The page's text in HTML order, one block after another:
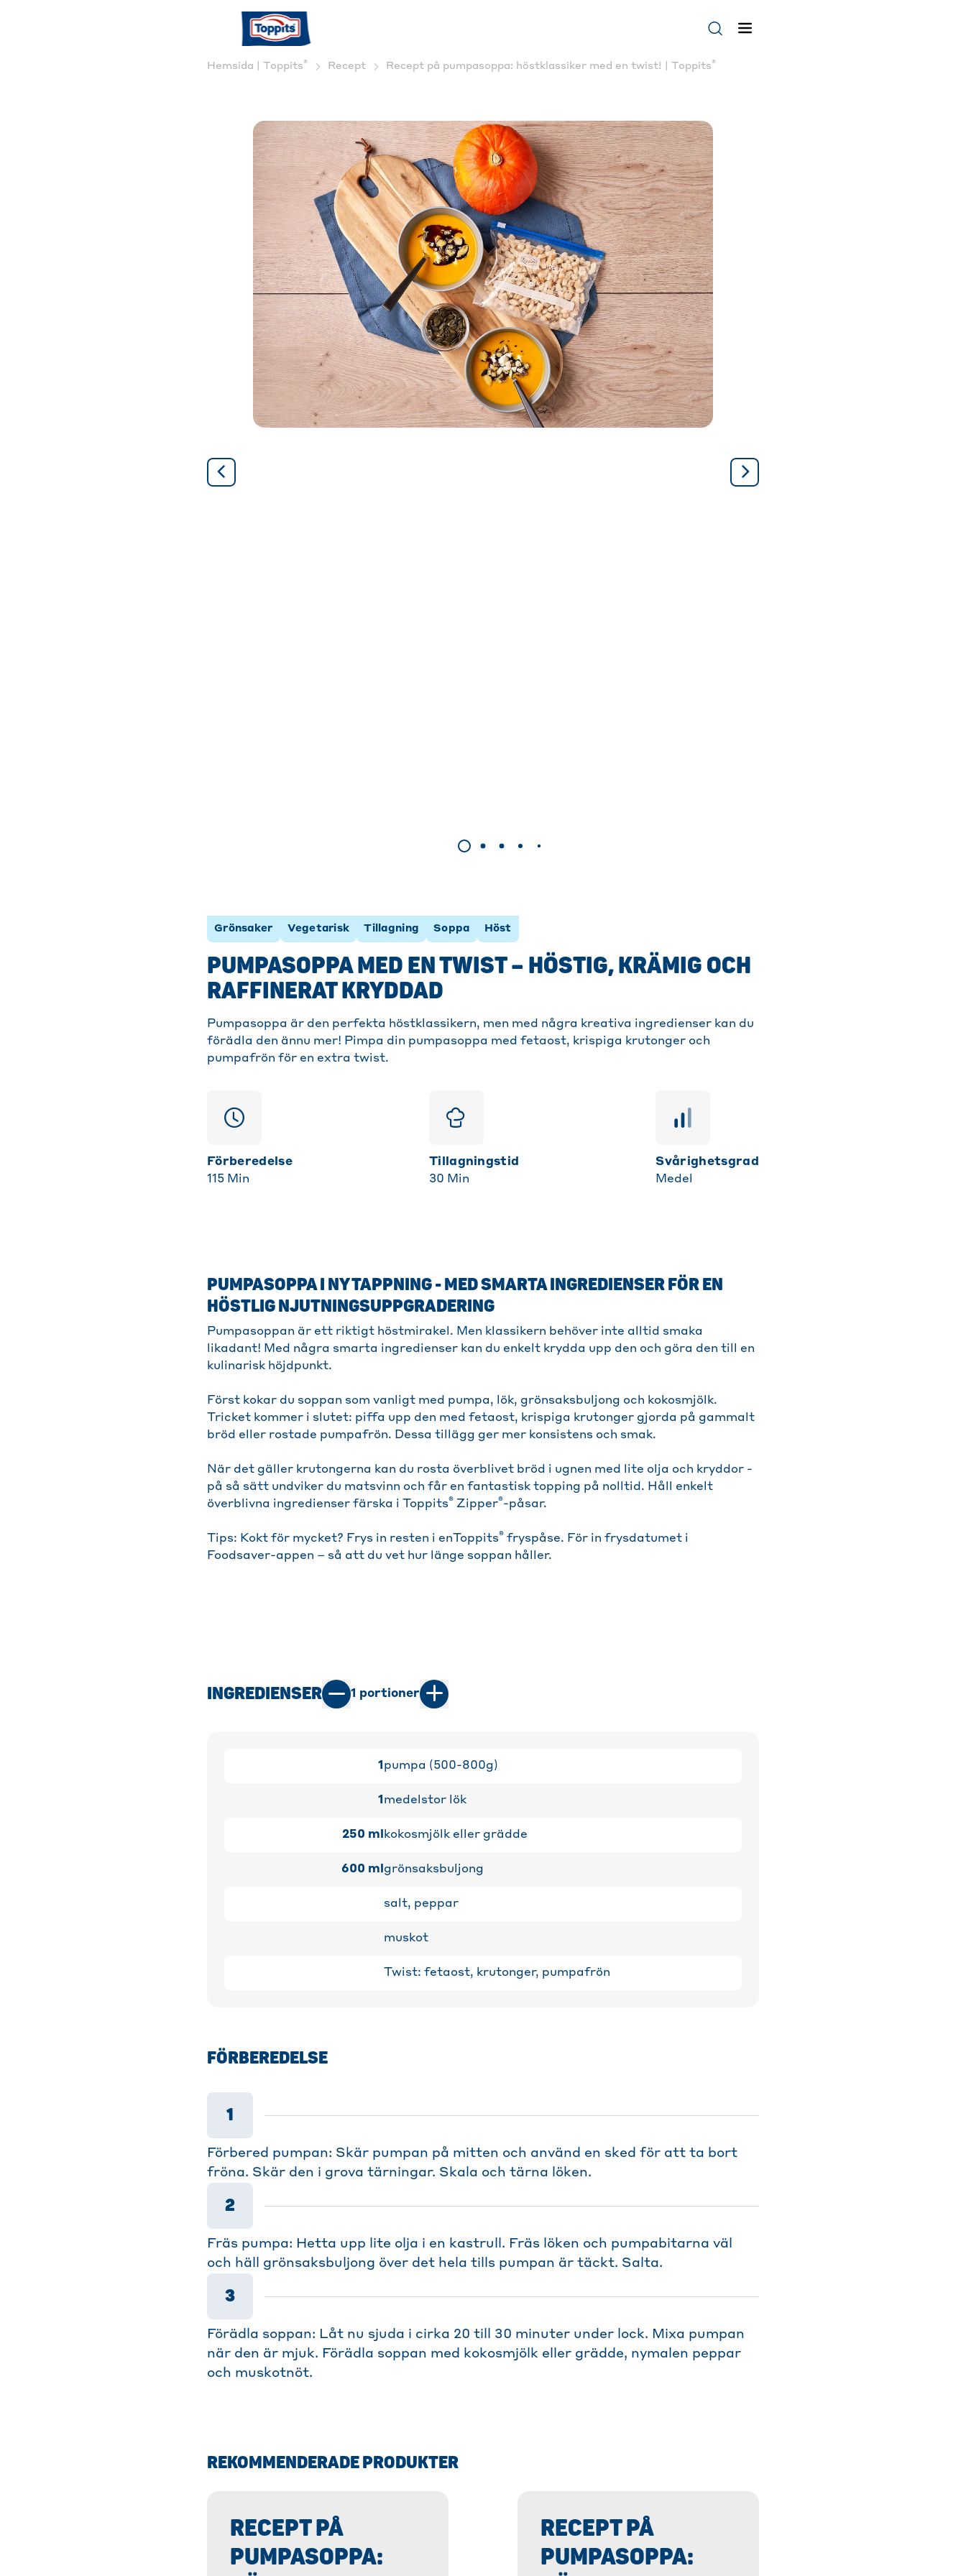
Hemsida | Toppits® Recept Recept på pumpasoppa: höstklassiker med en twist! | Toppits®
Grönsaker Vegetarisk Tillagning Soppa Höst
PUMPASOPPA MED EN TWIST – HÖSTIG, KRÄMIG OCH
RAFFINERAT KRYDDAD
Pumpasoppa är den perfekta höstklassikern, men med några kreativa ingredienser kan du
förädla den ännu mer! Pimpa din pumpasoppa med fetaost, krispiga krutonger och
pumpafrön för en extra twist.
Förberedelse
115 Min
Tillagningstid
30 Min
svårighetsgrad
Medel
PUMPASOPPA I NY TAPPNING - MED SMARTA INGREDIENSER FÖR EN
HÖSTLIG NJUTNINGSUPPGRADERING
Pumpasoppan är ett riktigt höstmirakel. Men klassikern behöver inte alltid smaka
likadant! Med några smarta ingredienser kan du enkelt krydda upp den och göra den till en
kulinarisk höjdpunkt.
Först kokar du soppan som vanligt med pumpa, lök, grönsaksbuljong och kokosmjölk.
Tricket kommer i slutet: piffa upp den med fetaost, krispiga krutonger gjorda på gammalt
bröd eller rostade pumpafrön. Dessa tillägg ger mer konsistens och smak.
När det gäller krutongerna kan du rosta överblivet bröd i ugnen med lite olja och kryddor -
på så sätt undviker du matsvinn och får en fantastisk topping på nolltid. Håll enkelt
överblivna ingredienser färska i Toppits® Zipper®-påsar.
Tips: Kokt för mycket? Frys in resten i enToppits® fryspåse. För in frysdatumet i
Foodsaver-appen – så att du vet hur länge soppan håller.
INGREDIENSER 1 portioner
1pumpa (500-800g)
1medelstor lök
250 mlkokosmjölk eller grädde
600 mlgrönsaksbuljong
salt, peppar
muskot
Twist: fetaost, krutonger, pumpafrön
FÖRBEREDELSE
1
Förbered pumpan: Skär pumpan på mitten och använd en sked för att ta bort
fröna. Skär den i grova tärningar. Skala och tärna löken.
2
Fräs pumpa: Hetta upp lite olja i en kastrull. Fräs löken och pumpabitarna väl
och häll grönsaksbuljong över det hela tills pumpan är täckt. Salta.
3
Förädla soppan: Låt nu sjuda i cirka 20 till 30 minuter under lock. Mixa pumpan
när den är mjuk. Förädla soppan med kokosmjölk eller grädde, nymalen peppar
och muskotnöt.
REKOMMENDERADE PRODUKTER
RECEPT PÅ
PUMPASOPPA:
RECEPT PÅ
PUMPASOPPA: